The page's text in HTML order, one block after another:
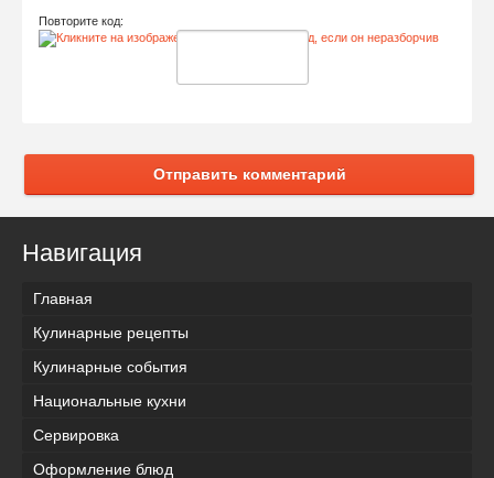
Повторите код:
Отправить комментарий
Навигация
Главная
Кулинарные рецепты
Кулинарные события
Национальные кухни
Сервировка
Оформление блюд